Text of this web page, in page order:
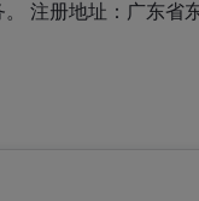
。 注册地址：广东